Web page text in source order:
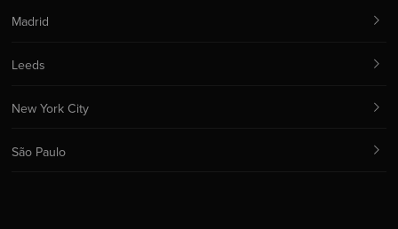
Madrid
Leeds
New York City
São Paulo